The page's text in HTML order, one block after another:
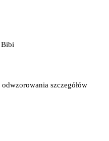
Bibi
szczegółów